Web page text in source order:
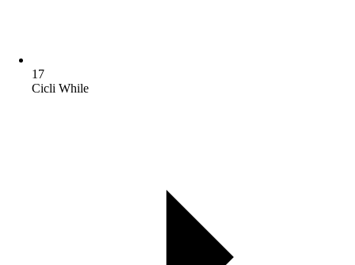
17
Cicli While